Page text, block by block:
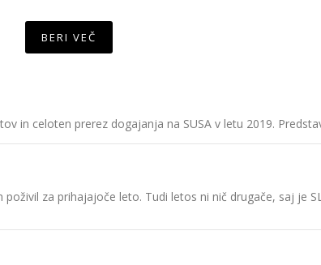
BERI VEČ
in celoten prerez dogajanja na SUSA v letu 2019.
za prihajajoče leto. Tudi letos ni nič drugače, saj je